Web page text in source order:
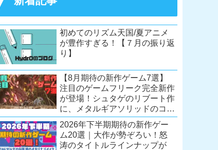
初めてのリズム天国/夏アニメ
が豊作すぎる！【７月の振り返
り】
【8月期待の新作ゲーム7選】
注目のゲームフリーク完全新作
が登場！シュタゲのリブート作
に、メタルギアソリッドのコレ
クション第2弾も。夏休みを盛
り上げるタイトル大集合！
【Switch2/PS5/PC】
2026年下半期期待の新作ゲー
ム20選｜大作が勢ぞろい！怒
涛のタイトルラインナップが